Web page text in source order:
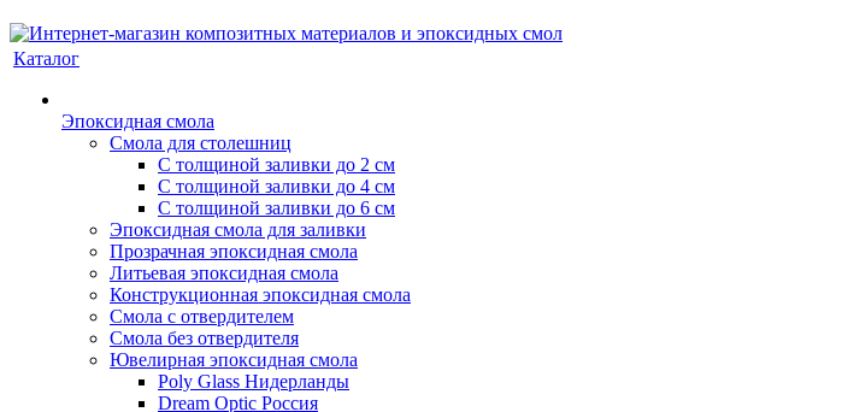
Каталог
Эпоксидная смола
Смола для столешниц
С толщиной заливки до 2 см
С толщиной заливки до 4 см
С толщиной заливки до 6 см
Эпоксидная смола для заливки
Прозрачная эпоксидная смола
Литьевая эпоксидная смола
Конструкционная эпоксидная смола
Смола с отвердителем
Смола без отвердителя
Ювелирная эпоксидная смола
Poly Glass Нидерланды
Dream Optic Россия